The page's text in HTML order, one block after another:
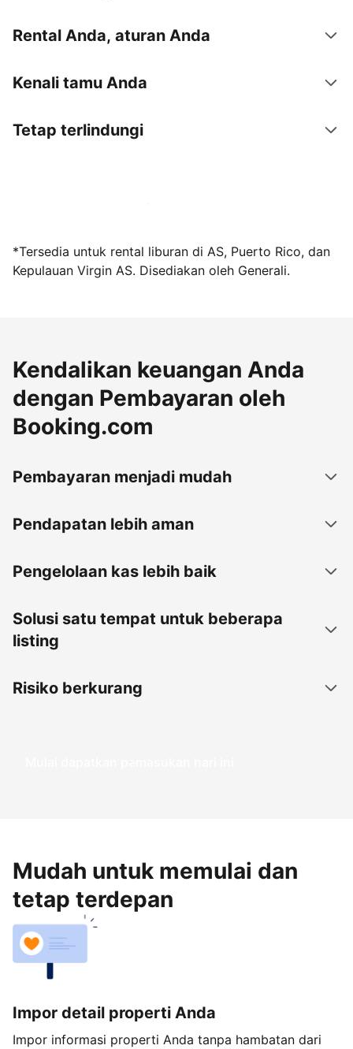
Rental Anda, aturan Anda
Kenali tamu Anda
Tetap terlindungi
Jadi tuan rumah bersama kami sekarang
*Tersedia untuk rental liburan di AS, Puerto Rico, dan
Kepulauan Virgin AS. Disediakan oleh Generali.
Kendalikan keuangan Anda
dengan Pembayaran oleh
Booking.com
Pembayaran menjadi mudah
Pendapatan lebih aman
Pengelolaan kas lebih baik
Solusi satu tempat untuk beberapa
listing
Risiko berkurang
Mulai dapatkan pemasukan hari ini
Mudah untuk memulai dan
tetap terdepan
Impor detail properti Anda
Impor informasi properti Anda tanpa hambatan dari